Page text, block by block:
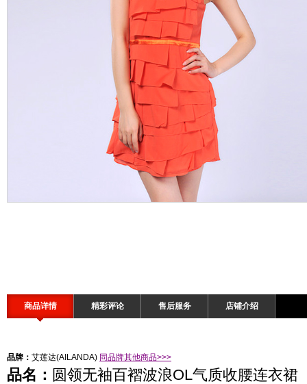
商品详情 精彩评论 售后服务 店铺介绍
品牌： 艾莲达(AILANDA) 同品牌其他商品>>>
品名： 圆领无袖百褶波浪OL气质收腰连衣裙